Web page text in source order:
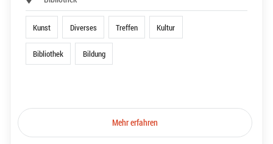
Kunst Diverses Treffen Kultur
Bibliothek Bildung
Mehr erfahren